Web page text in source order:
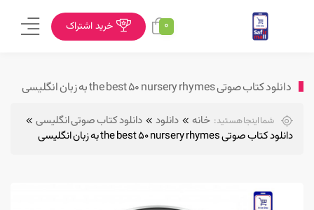
0 خرید اشتراک
دانلود کتاب صوتی the best 50 nursery rhymes به زبان انگلیسی
شما اینجا هستید: خانه دانلود
دانلود کتاب صوتی انگلیسی
دانلود کتاب صوتی the best 50 nursery rhymes به زبان انگلیسی